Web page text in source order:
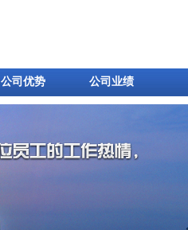
公司优势 公司业绩